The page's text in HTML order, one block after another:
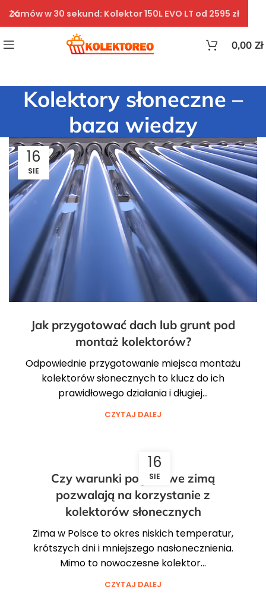
0,00 Zł
Kolektory słoneczne –
baza wiedzy
16
SIE
Jak przygotować dach lub grunt pod
montaż kolektorów?
Odpowiednie przygotowanie miejsca montażu
kolektorów słonecznych to klucz do ich
prawidłowego działania i długiej...
CZYTAJ DALEJ
16
SIE
Czy warunki pogodowe zimą
pozwalają na korzystanie z
kolektorów słonecznych
Zima w Polsce to okres niskich temperatur,
krótszych dni i mniejszego nasłonecznienia.
Mimo to nowoczesne kolektor...
CZYTAJ DALEJ
Zamów w 30 sekund: Kolektor 150L EVO LT od 2595 zł